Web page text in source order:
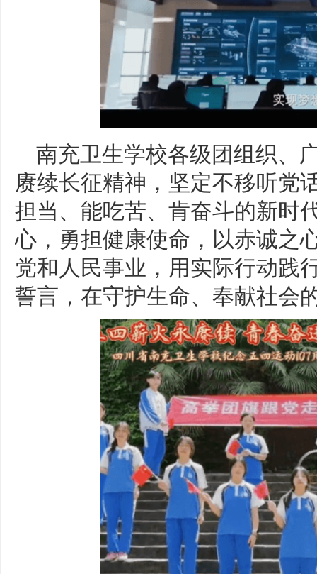
南充卫生学校各级团组织、
赓续长征精神，坚定不移听党
担当、能吃苦、肯奋斗的新时
心，勇担健康使命，以赤诚之
党和人民事业，用实际行动践
誓言，在守护生命、奉献社会